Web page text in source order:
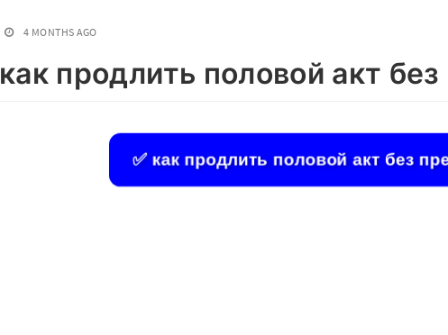
4 MONTHS AGO
как продлить половой акт
✅ как продлить половой акт без